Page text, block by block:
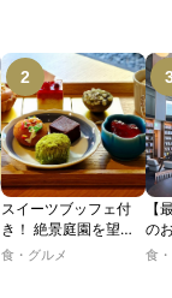
スイーツブッフェ付
き！ 絶景庭園を望む
ホテルレストランで味
食・グルメ
【
の
選
食